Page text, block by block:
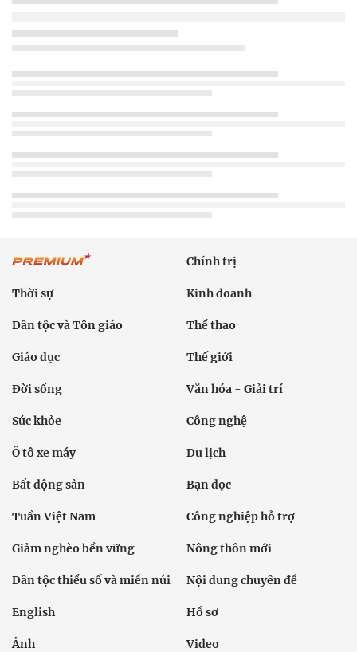
Chính trị
Thời sự Kinh doanh
Dân tộc và Tôn giáo Thể thao
Giáo dục Thế giới
Đời sống Văn hóa - Giải trí
Sức khỏe Công nghệ
Ô tô xe máy Du lịch
Bất động sản Bạn đọc
Tuần Việt Nam Công nghiệp hỗ trợ
Giảm nghèo bền vững Nông thôn mới
Dân tộc thiểu số và miền núi Nội dung chuyên đề
English Hồ sơ
Ảnh Video